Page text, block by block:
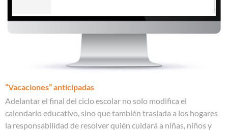
“Vacaciones” anticipadas
Adelantar el final del ciclo escolar no solo modifica el
calendario educativo, sino que también traslada a los hogares
la responsabilidad de resolver quién cuidará a niñas, niños y